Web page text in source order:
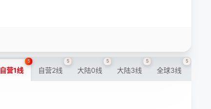
自营1线
5
自营2线
5
大陆0线
5
大陆3线
5
全球3线
5